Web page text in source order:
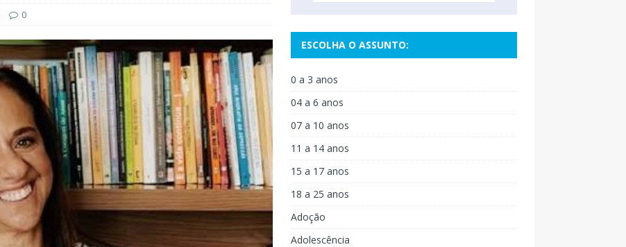
0
ESCOLHA O ASSUNTO:
0 a 3 anos
04 a 6 anos
07 a 10 anos
11 a 14 anos
15 a 17 anos
18 a 25 anos
Adoção
Adolescência